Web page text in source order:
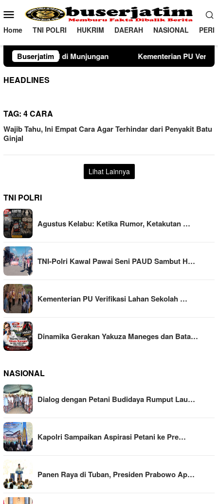
ke
konten
Menu
Mobile
Home TNI POLRI HUKRIM DAERAH NASIONAL
Buserjatim Kementerian PU Verifikasi Lahan Sekolah
HEADLINES
TAG: 4 CARA
Wajib Tahu, Ini Empat Cara Agar Terhindar dari Penyakit Batu
Ginjal
Lihat Lainnya
TNI POLRI
Agustus Kelabu: Ketika Rumor, Ketakutan …
TNI-Polri Kawal Pawai Seni PAUD Sambut H…
Kementerian PU Verifikasi Lahan Sekolah …
Dinamika Gerakan Yakuza Maneges dan Bata…
NASIONAL
Dialog dengan Petani Budidaya Rumput Lau…
Kapolri Sampaikan Aspirasi Petani ke Pre…
Panen Raya di Tuban, Presiden Prabowo Ap…